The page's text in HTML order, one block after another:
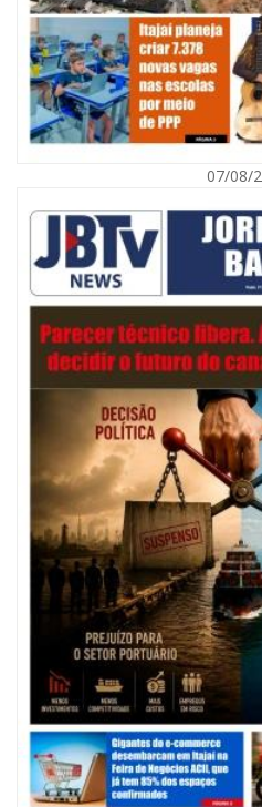
Defesa Civil orienta população
prevenir alagamentos
NAVEGANTES
08/08/2026 | 07:00
Agosto Laranja mobiliza Navegantes
07/08/